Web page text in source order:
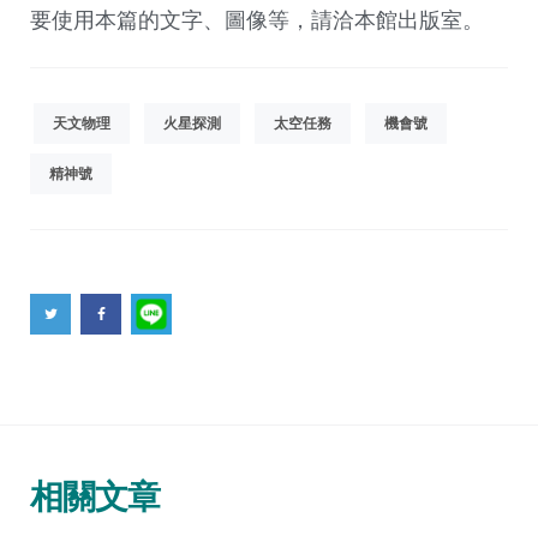
要使用本篇的文字、圖像等，請洽本館出版室。
天文物理 火星探測 太空任務 機會號
精神號
相關文章